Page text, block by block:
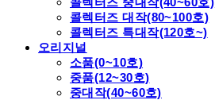
콜렉터즈 대작(80~100호)
콜렉터즈 특대작(120호~)
오리지널
소품(0~10호)
중품(12~30호)
중대작(40~60호)